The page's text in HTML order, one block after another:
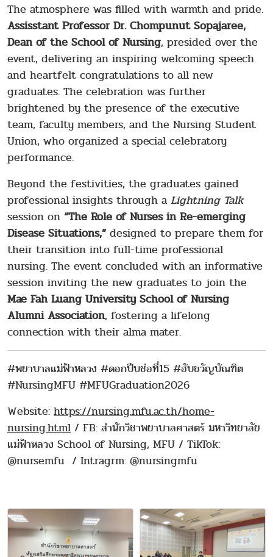
The atmosphere was filled with warmth and pride.
Assisstant Professor Dr. Chompunut Sopajaree,
Dean of the School of Nursing, presided over the
event, delivering an inspiring welcoming speech
and heartfelt congratulations to all new
graduates. The celebration was further
brightened by the presence of the executive
team, faculty members, and the Nursing Student
Union, who organized a special celebratory
performance.
Beyond the festivities, the graduates gained
professional insights through a Lightning Talk
session on “The Role of Nurses in Re-emerging
Disease Situations,”designed to prepare them for
their transition into full-time professional
nursing. The event concluded with an informative
session inviting the new graduates to join the
Mae Fah Luang University School of Nursing
Alumni Association, fostering a lifelong
connection with their alma mater.
#พยาบาลแม่ฟ้าหลวง #ดอกปีบช่อที่15 #ฮับขวัญบัณฑิต
#NursingMFU #MFUGraduation2026
Website: https://nursing.mfu.ac.th/home-
nursing.html / FB: สำนักวิชาพยาบาลศาสตร์ มหาวิทยาลัย
แม่ฟ้าหลวง School of Nursing, MFU / TikTok:
@nursemfu / Intragrm: @nursingmfu